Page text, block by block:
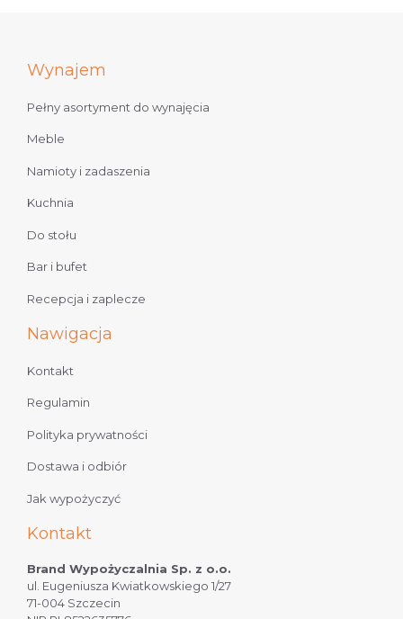
Wynajem
Pełny asortyment do wynajęcia
Meble
Namioty i zadaszenia
Kuchnia
Do stołu
Bar i bufet
Recepcja i zaplecze
Nawigacja
Kontakt
Regulamin
Polityka prywatności
Dostawa i odbiór
Jak wypożyczyć
Kontakt
Brand Wypożyczalnia Sp. z o.o.
ul. Eugeniusza Kwiatkowskiego 1/27
71-004 Szczecin